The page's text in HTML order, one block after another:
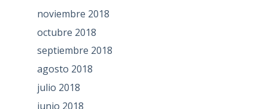
noviembre 2018
octubre 2018
septiembre 2018
agosto 2018
julio 2018
junio 2018